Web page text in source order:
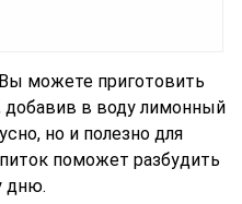
можете приготовить
добавив в воду лимонный
но и полезно для
поможет разбудить
дню.